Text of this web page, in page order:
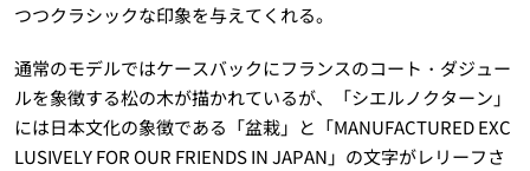
つつクラシックな印象を与えてくれる。
通常のモデルではケースバックにフランスのコート・ダジュー
ルを象徴する松の木が描かれているが、「シエルノクターン」
には日本文化の象徴である「盆栽」と「MANUFACTURED EXC
LUSIVELY FOR OUR FRIENDS IN JAPAN」の文字がレリーフさ